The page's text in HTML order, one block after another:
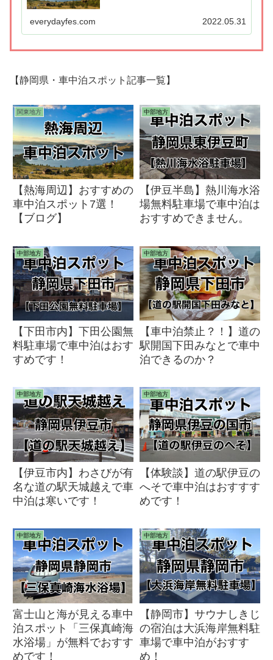
everydayfes.com 2022.05.31
【静岡県・車中泊スポット記事一覧】
関東地方
【熱海周辺】おすすめの
車中泊スポット7選！
【ブログ】
中部地方
【伊豆半島】熱川海水浴
場無料駐車場で車中泊は
おすすめできません。
中部地方
【下田市内】下田公園無
料駐車場で車中泊はおす
すめです！
中部地方
【車中泊禁止？！】道の
駅開国下田みなとで車中
泊できるのか？
中部地方
【伊豆市内】わさびが有
名な道の駅天城越えで車
中泊は寒いです！
中部地方
【体験談】道の駅伊豆の
へそで車中泊はおすすす
めです！
中部地方
富士山と海が見える車中
泊スポット「三保真崎海
水浴場」が無料でおすす
めです！
中部地方
【静岡市】サウナしきじ
の宿泊は大浜海岸無料駐
車場で車中泊がおすす
め！